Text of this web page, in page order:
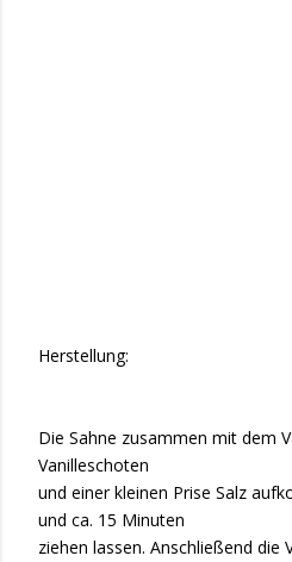
Herstellung:
Die Sahne zusammen mit dem
Vanilleschoten
und einer kleinen Prise Salz
und ca. 15 Minuten
ziehen lassen. Anschließend die